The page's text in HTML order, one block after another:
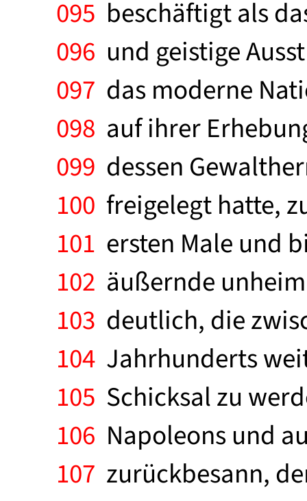
095 beschäftigt als
096 und geistige
097 das moderne
098 auf ihrer
099 dessen
100 freigelegt hatte,
101 ersten Male und
102 äußernde
103 deutlich, die
104 Jahrhunderts
105 Schicksal zu
106 Napoleons und
107 zurückbesann,